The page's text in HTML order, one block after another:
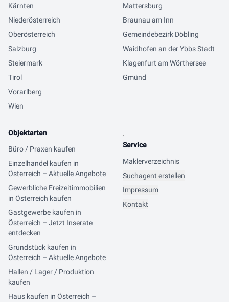
Kärnten
Niederösterreich
Oberösterreich
Salzburg
Steiermark
Tirol
Vorarlberg
Wien
Mattersburg
Braunau am Inn
Gemeindebezirk Döbling
Waidhofen an der Ybbs Stadt
Klagenfurt am Wörthersee
Gmünd
Objektarten
Büro / Praxen kaufen
Einzelhandel kaufen in
Österreich – Aktuelle Angebote
Gewerbliche Freizeitimmobilien
in Österreich kaufen
Gastgewerbe kaufen in
Österreich – Jetzt Inserate
entdecken
Grundstück kaufen in
Österreich – Aktuelle Angebote
Hallen / Lager / Produktion
kaufen
Haus kaufen in Österreich –
.
Service
Maklerverzeichnis
Suchagent erstellen
Impressum
Kontakt